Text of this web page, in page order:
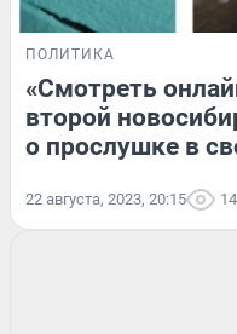
ПОЛИТИКА
«Смотреть
второй
о прослушке в
22 августа, 2023, 20:15